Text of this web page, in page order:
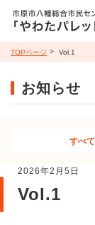
TOPページ Vol.1
お知らせ
すべて
2026年2月5日
Vol.1